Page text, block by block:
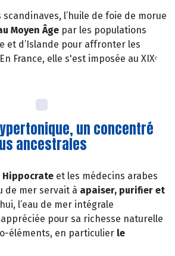
l’huile de foie de morue
Moyen Âge par les populations
et d’Islande pour affronter les
France, elle s'est imposée au XIXᵉ
un concentré
ancestrales
Hippocrate et les médecins arabes
de mer servait à apaiser, purifier et
l’eau de mer intégrale
pour sa richesse naturelle
éléments, en particulier le